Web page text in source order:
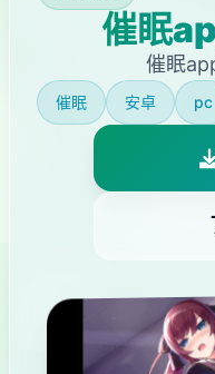
催眠
催眠
催眠 安卓 pc